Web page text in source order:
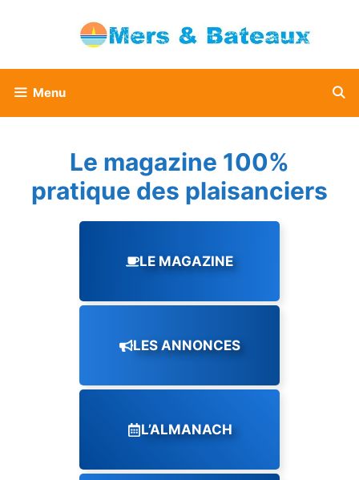
Menu
Le magazine 100%
pratique des plaisanciers
LE MAGAZINE
LES ANNONCES
L’ALMANACH